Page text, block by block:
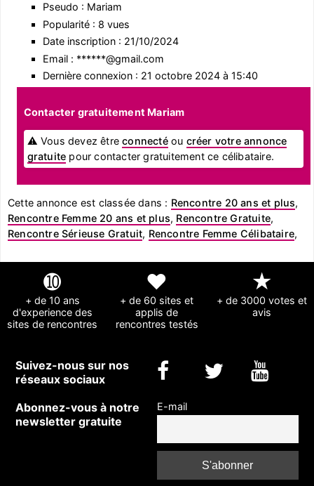
Pseudo : Mariam
Popularité : 8 vues
Date inscription : 21/10/2024
Email : ******@gmail.com
Dernière connexion : 21 octobre 2024 à 15:40
Contacter gratuitement Mariam
⚠ Vous devez êtreconnectéou créer votre annonce
gratuite pour contacter gratuitement ce célibataire.
Cette annonce est classée dans : Rencontre 20 ans et plus,
Rencontre Femme 20 ans et plus, Rencontre Gratuite,
Rencontre Sérieuse Gratuit, Rencontre Femme Célibataire,
➓
+ de 10 ans
d'experience des
sites de rencontres
❤
+ de 60 sites et
applis de
rencontres testés
★
+ de 3000 votes et
avis
Suivez-nous sur nos
réseaux sociaux
Abonnez-vous à notre
newsletter gratuite
E-mail